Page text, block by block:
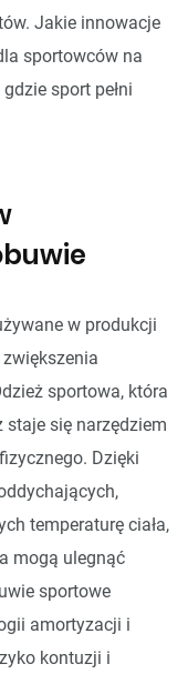
Jakie innowacje
sportowców na
sport pełni
w produkcji
sportowa, która
staje się narzędziem
Dzięki
temperaturę ciała,
mogą ulegnąć
sportowe
amortyzacji i
kontuzji i